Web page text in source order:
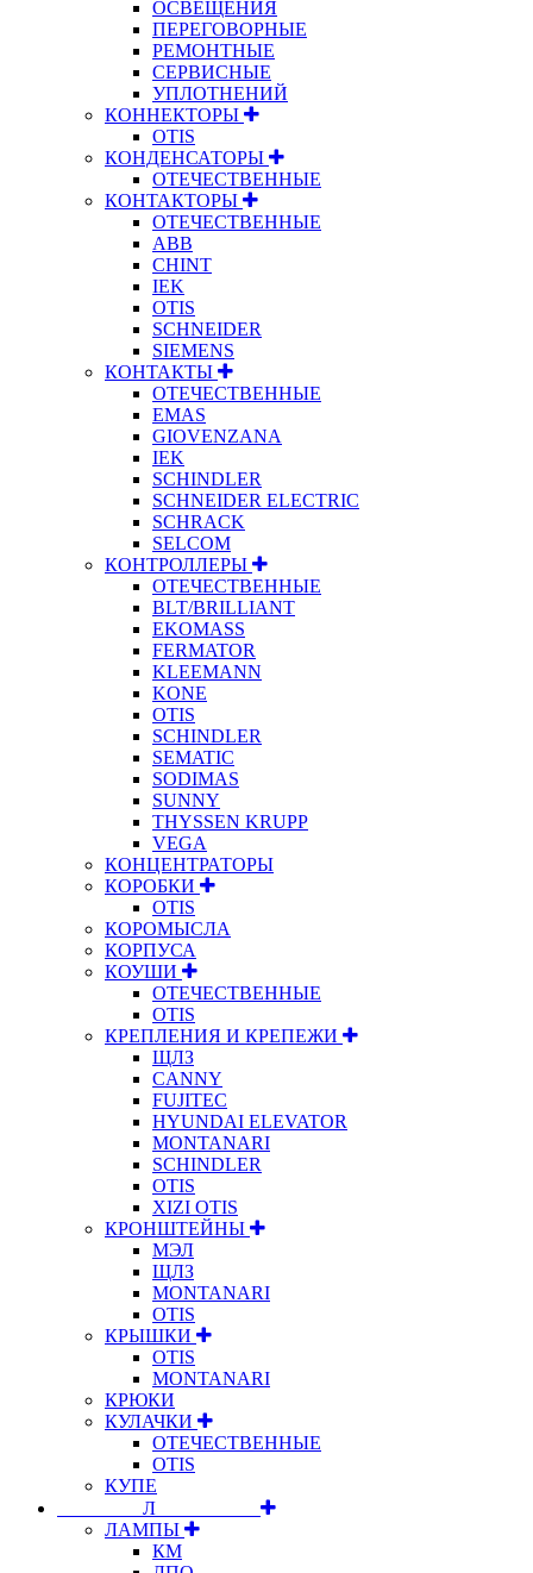
ОСВЕЩЕНИЯ
ПЕРЕГОВОРНЫЕ
РЕМОНТНЫЕ
СЕРВИСНЫЕ
УПЛОТНЕНИЙ
КОННЕКТОРЫ
OTIS
КОНДЕНСАТОРЫ
ОТЕЧЕСТВЕННЫЕ
КОНТАКТОРЫ
ОТЕЧЕСТВЕННЫЕ
ABB
CHINT
IEK
OTIS
SCHNEIDER
SIEMENS
КОНТАКТЫ
ОТЕЧЕСТВЕННЫЕ
EMAS
GIOVENZANA
IEK
SCHINDLER
SCHNEIDER ELECTRIC
SCHRACK
SELCOM
КОНТРОЛЛЕРЫ
ОТЕЧЕСТВЕННЫЕ
BLT/BRILLIANT
EKOMASS
FERMATOR
KLEEMANN
KONE
OTIS
SCHINDLER
SEMATIC
SODIMAS
SUNNY
THYSSEN KRUPP
VEGA
КОНЦЕНТРАТОРЫ
КОРОБКИ
OTIS
КОРОМЫСЛА
КОРПУСА
КОУШИ
ОТЕЧЕСТВЕННЫЕ
OTIS
КРЕПЛЕНИЯ И КРЕПЕЖИ
ЩЛЗ
CANNY
FUJITEC
HYUNDAI ELEVATOR
MONTANARI
SCHINDLER
OTIS
XIZI OTIS
КРОНШТЕЙНЫ
МЭЛ
ЩЛЗ
MONTANARI
OTIS
КРЫШКИ
OTIS
MONTANARI
КРЮКИ
КУЛАЧКИ
ОТЕЧЕСТВЕННЫЕ
OTIS
КУПЕ
⠀⠀⠀⠀⠀⠀Л⠀⠀⠀⠀⠀⠀⠀
ЛАМПЫ
КМ